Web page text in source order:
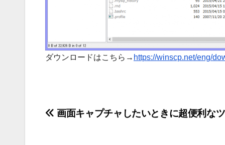
ダウンロードはこちら→ https://winscp.net/eng/
投画面キャプチャしたいときに超便利な